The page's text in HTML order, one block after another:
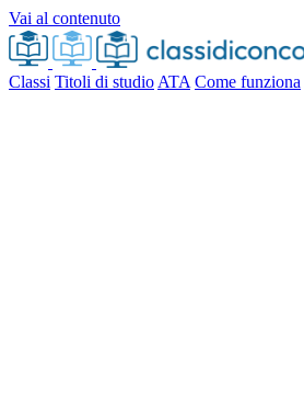
Vai al contenuto
Classi Titoli di studio ATA Come funziona